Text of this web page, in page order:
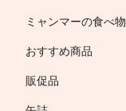
ミャンマーの食べ物
おすすめ商品
販促品